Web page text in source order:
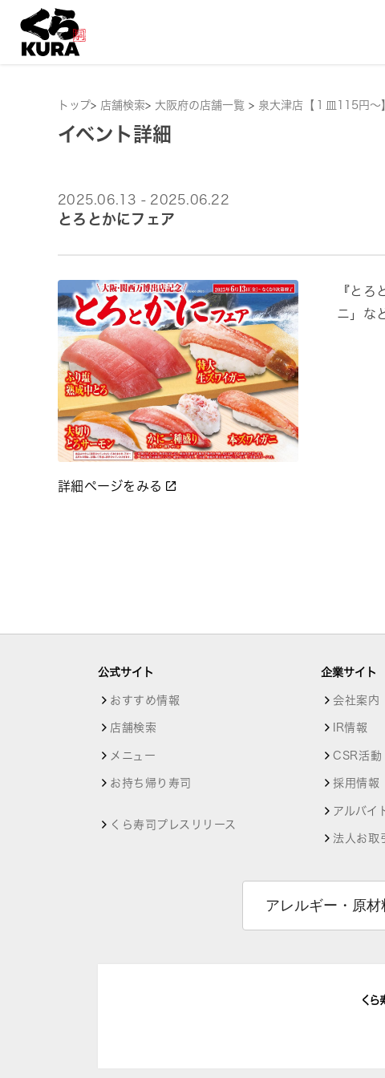
トップ> 店舗検索> 大阪府の店舗一覧 > 泉大津店【１皿115円～
イベント詳細
2025.06.13 - 2025.06.22
とろとかにフェア
詳細ページをみる
『とろ
ニ」な
公式サイト
おすすめ情報
店舗検索
メニュー
お持ち帰り寿司
くら寿司プレスリリース
企業サイト
会社案内
IR情報
CSR活動
採用情報
アルバイ
法人お取
アレルギー・原
く